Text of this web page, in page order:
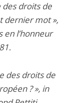
des droits de
dernier mot »,
en l’honneur
des droits de
? », in